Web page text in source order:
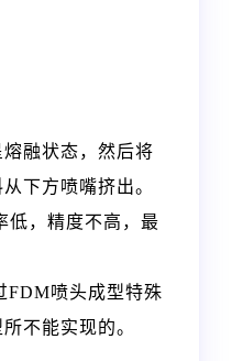
融状态，然后将
下方喷嘴挤出。
低，精度不高，最
FDM喷头成型特殊
不能实现的。